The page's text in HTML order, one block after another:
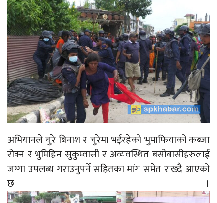
अभियानले चुरे बिनाश र चुरेमा भईरहेको भुमाफियाको कब्जा
रोक्न र भुमिहिन सुकुम्वासी र अव्यवस्थित बसोबासीहरुलाई
जग्गा उपलब्ध गराउनुपर्ने सहितका मांग समेत राख्दै आएको
छ ।